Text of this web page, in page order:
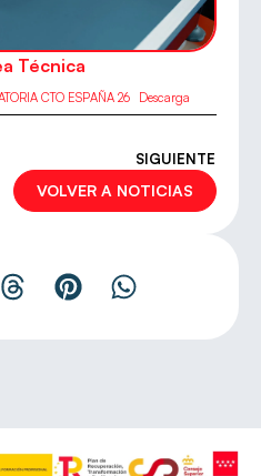
Técnica
CTO ESPAÑA 26 Descarga
SIGUIENTE
VOLVER A NOTICIAS